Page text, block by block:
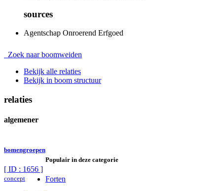
sources
Agentschap Onroerend Erfgoed
Zoek naar boomweiden
Bekijk alle relaties
Bekijk in boom structuur
relaties
algemener
bomengroepen
[ ID : 1656 ]
concept
Populair in deze categorie
Forten